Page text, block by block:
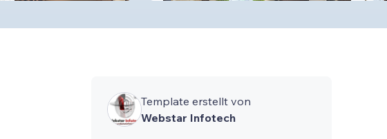
Template erstellt von
Webstar Infotech